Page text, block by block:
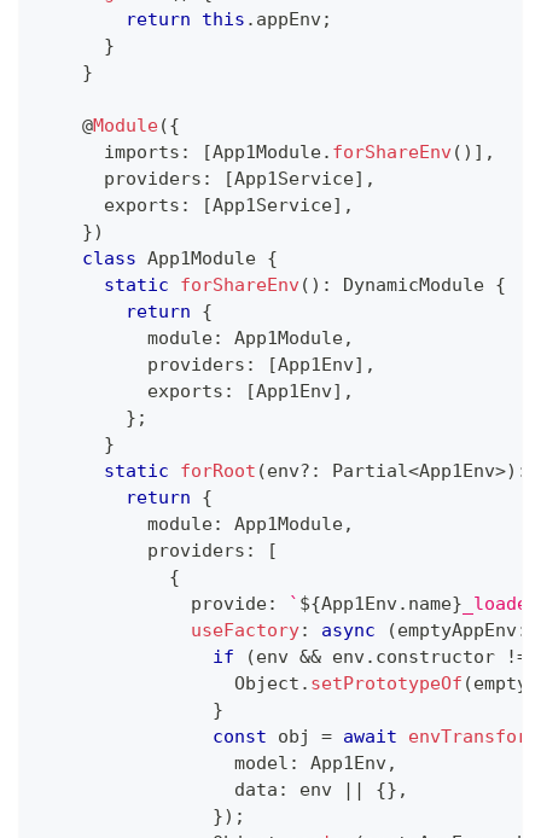
return
this . appEnv;
}
}
@Module({
      imports
: [App1Module. forShareEnv ( ) ] ,
      providers
: [App1Service] ,
      exports
: [App1Service] ,
})
class App1Module {
static
forShareEnv ( ) : DynamicModule {
return
{
          module
: App1Module,
          providers
: [App1Env] ,
          exports
: [App1Env] ,
} ;
}
static
forRoot (env? : Partial<App1Env>) :
return
{
          module
: App1Module,
          providers
:
[
{
              provide
: ` ${App1Env. name} _loader
useFactory: async (emptyAppEnv:
if
(env && env. constructor !==
                  Object
. setPrototypeOf (
}
const obj = await envTransform
                  model
: App1Env,
                  data
: env || {} ,
}) ;